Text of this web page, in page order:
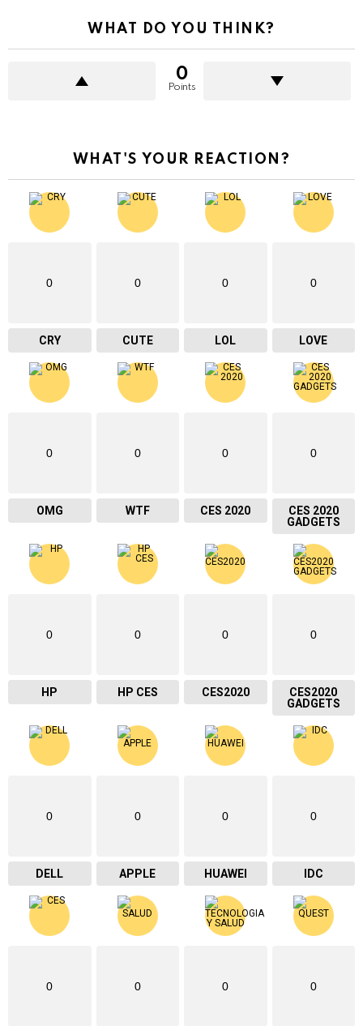
WHAT DO YOU THINK?
0
Points
WHAT'S YOUR REACTION?
0
CRY
0
CUTE
0
LOL
0
LOVE
0
OMG
0
WTF
0
CES 2020
0
CES 2020
GADGETS
0
HP
0
HP CES
0
CES2020
0
CES2020
GADGETS
0
DELL
0
APPLE
0
HUAWEI
0
IDC
0 0 0 0